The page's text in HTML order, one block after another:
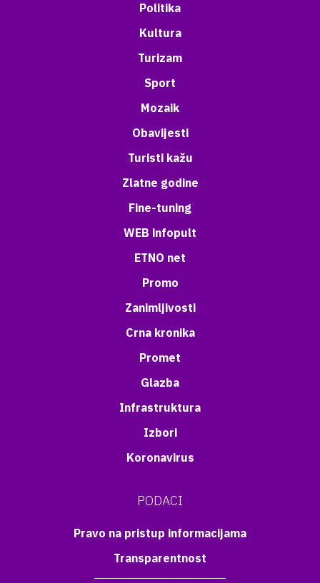
Politika
Kultura
Turizam
Sport
Mozaik
Obavijesti
Turisti kažu
Zlatne godine
Fine-tuning
WEB infopult
ETNO net
Promo
Zanimljivosti
Crna kronika
Promet
Glazba
Infrastruktura
Izbori
Koronavirus
PODACI
Pravo na pristup informacijama
Transparentnost